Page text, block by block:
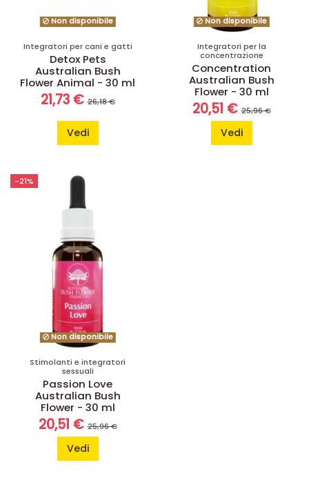
Non disponibile
Integratori per cani e gatti
Detox Pets
Australian Bush
Flower Animal - 30 ml
21,73 €26,18 €
Vedi
Non disponibile
Integratori per la
concentrazione
Concentration
Australian Bush
Flower - 30 ml
20,51 €25,96 €
Vedi
-21%
Non disponibile
Stimolanti e integratori
sessuali
Passion Love
Australian Bush
Flower - 30 ml
20,51 €25,96 €
Vedi